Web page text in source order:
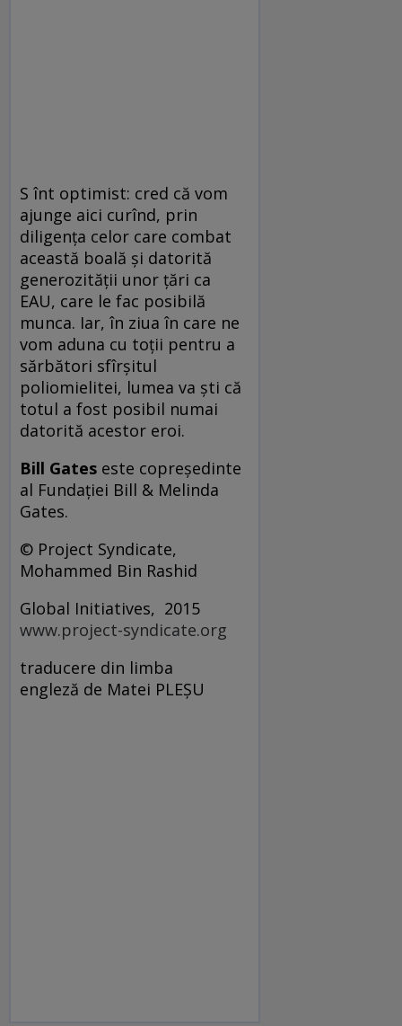
S înt optimist: cred că vom
ajunge aici curînd, prin
diligența celor care combat
această boală și datorită
generozității unor țări ca
EAU, care le fac posibilă
munca. Iar, în ziua în care ne
vom aduna cu toții pentru a
sărbători sfîrșitul
poliomielitei, lumea va ști că
totul a fost posibil numai
datorită acestor eroi.
Bill Gates este copreședinte
al Fundației Bill & Melinda
Gates.
© Project Syndicate,
Mohammed Bin Rashid
Global Initiatives, 2015
www.project-syndicate.org
traducere din limba
engleză de Matei PLEŞU